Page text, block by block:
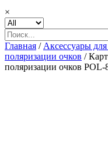
×
Главная / Аксессуары
поляризации очков /
поляризации очков POL-